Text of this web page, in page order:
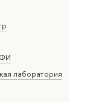
лаборатория